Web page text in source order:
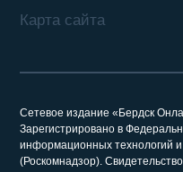
Карта сайта
Сетевое издание «Бердск
Зарегистрировано в
информационных технологий
(Роскомнадзор).